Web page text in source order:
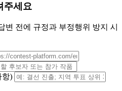
주세요
전에 규정과 부정행위 방지 시
항)